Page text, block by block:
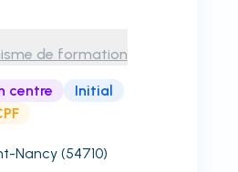
de formation
centre
Initial
Nancy (54710)